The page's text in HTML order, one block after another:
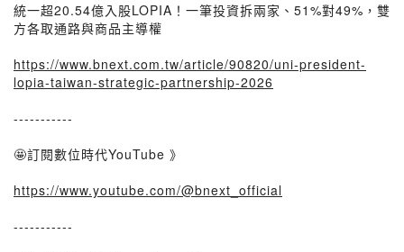
統一超20.54億入股LOPIA！一筆投資拆兩家、51%對49%，雙
方各取通路與商品主導權
https://www.bnext.com.tw/article/90820/uni-president-
lopia-taiwan-strategic-partnership-2026
-----------
🤩訂閱數位時代YouTube 》
https://www.youtube.com/@bnext_official
-----------